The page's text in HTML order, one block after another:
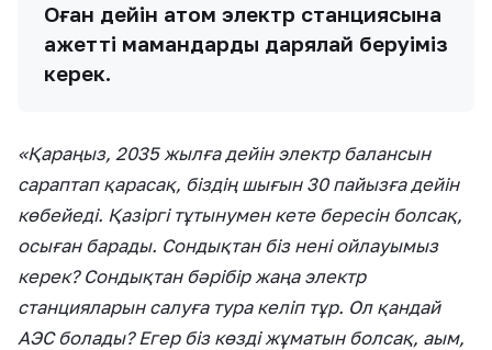
Оған дейін атом электр станциясына
қажетті мамандарды дарялай беруіміз
керек.
«Қараңыз, 2035 жылға дейін электр балансын
сараптап қарасақ, біздің шығын 30 пайызға дейін
көбейеді. Қазіргі тұтынумен кете бересін болсақ,
осыған барады. Сондықтан біз нені ойлауымыз
керек? Сондықтан бәрібір жаңа электр
станцияларын салуға тура келіп тұр. Ол қандай
АЭС болады? Егер біз көзді жұматын болсақ, аым,